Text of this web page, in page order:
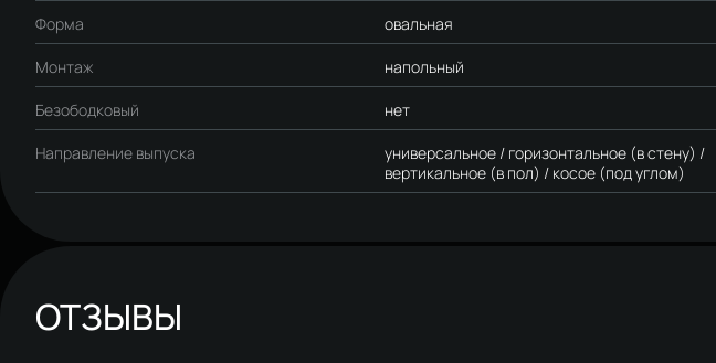
Форма овальная
Монтаж напольный
Безободковый нет
Направление выпуска
универсальное / горизонтальное (в стену) /
вертикальное (в пол) / косое (под углом)
ОТЗЫВЫ